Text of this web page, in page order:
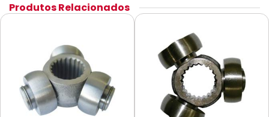
Produtos Relacionados